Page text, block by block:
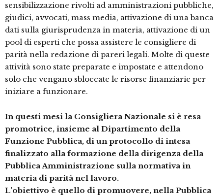
sensibilizzazione rivolti ad amministrazioni pubbliche,
giudici, avvocati, mass media, attivazione di una banca
dati sulla giurisprudenza in materia, attivazione di un
pool di esperti che possa assistere le consigliere di
parità nella redazione di pareri legali. Molte di queste
attività sono state preparate e impostate e attendono
solo che vengano sbloccate le risorse finanziarie per
iniziare a funzionare.
In questi mesi la Consigliera Nazionale si è resa
promotrice, insieme al Dipartimento della
Funzione Pubblica, di un protocollo di intesa
finalizzato alla formazione della dirigenza della
Pubblica Amministrazione sulla normativa in
materia di parità nel lavoro.
L’obiettivo è quello di promuovere, nella Pubblica